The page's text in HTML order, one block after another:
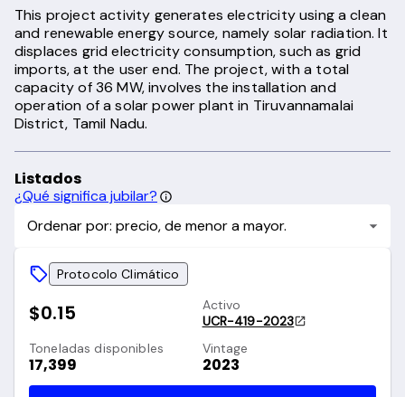
This project activity generates electricity using a clean
and renewable energy source, namely solar radiation. It
displaces grid electricity consumption, such as grid
imports, at the user end. The project, with a total
capacity of 36 MW, involves the installation and
operation of a solar power plant in Tiruvannamalai
District, Tamil Nadu.
Listados
¿Qué significa jubilar?
Ordenar por: precio, de menor a mayor.
Protocolo Climático
$0.15
Activo
UCR-419-2023
Toneladas disponibles
17,399
Vintage
2023